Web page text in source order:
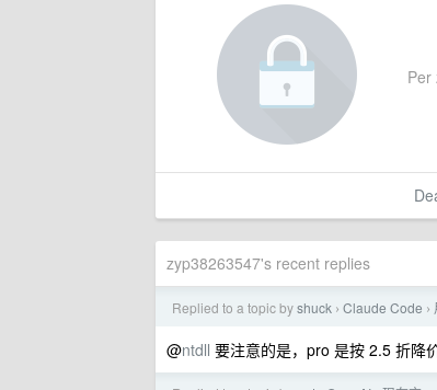
Per
zyp38263547's recent replies
Replied to a topic byshuck › Claude Code ›
@ntdll 要注意的是，pro 是按 2.5 折降